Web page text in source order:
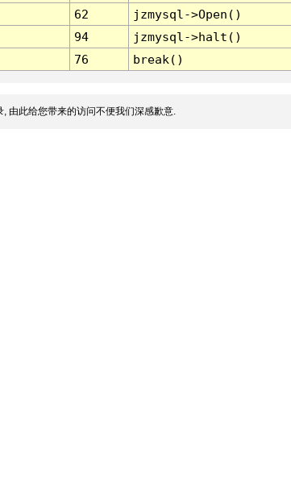
62
jzmysql->Open()
94
jzmysql->halt()
76 break()
由此给您带来的访问不便我们深感歉意.